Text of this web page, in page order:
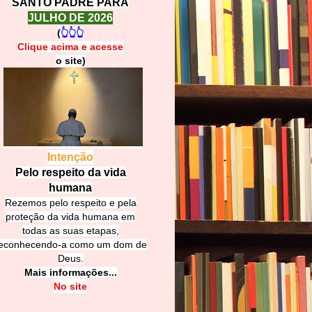
SANTO PADRE PARA
JULHO DE 2026
(👆👆👆
Clique acima e acesse
o site)
Intenção
Pelo respeito da vida
humana
Rezemos pelo respeito e pela
proteção da vida humana em
todas as suas etapas,
a como um dom de
Deus.
Mais informações...
No site